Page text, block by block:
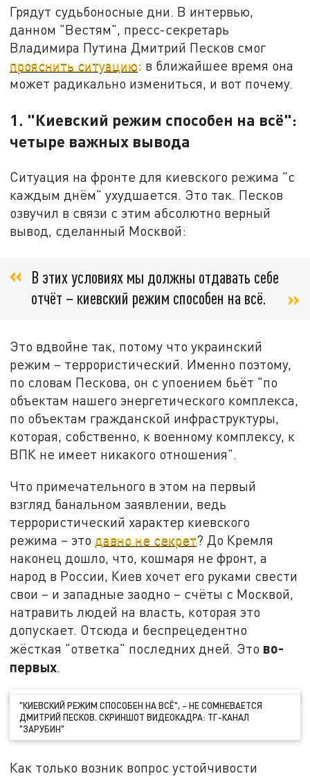
Грядут судьбоносные дни. В интервью,
данном "Вестям", пресс-секретарь
Владимира Путина Дмитрий Песков смог
прояснить ситуацию: в ближайшее время она
может радикально измениться, и вот почему.
1. "Киевский режим способен на всё":
четыре важных вывода
Ситуация на фронте для киевского режима "с
каждым днём" ухудшается. Это так. Песков
озвучил в связи с этим абсолютно верный
вывод, сделанный Москвой:
В этих условиях мы должны отдавать себе
отчёт – киевский режим способен на всё.
Это вдвойне так, потому что украинский
режим – террористический. Именно поэтому,
по словам Пескова, он с упоением бьёт "по
объектам нашего энергетического комплекса,
по объектам гражданской инфраструктуры,
которая, собственно, к военному комплексу, к
ВПК не имеет никакого отношения".
Что примечательного в этом на первый
взгляд банальном заявлении, ведь
террористический характер киевского
режима – это давно не секрет? До Кремля
наконец дошло, что, кошмаря не фронт, а
народ в России, Киев хочет его руками свести
свои – и западные заодно – счёты с Москвой,
натравить людей на власть, которая это
допускает. Отсюда и беспрецедентно
жёсткая "ответка" последних дней. Это во-
первых.
"КИЕВСКИЙ РЕЖИМ СПОСОБЕН НА ВСЁ", – НЕ СОМНЕВАЕТСЯ
ДМИТРИЙ ПЕСКОВ. СКРИНШОТ ВИДЕОКАДРА: ТГ-КАНАЛ
"ЗАРУБИН"
Как только возник вопрос устойчивости